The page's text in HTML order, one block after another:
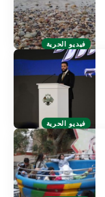
فيديو الحرية
فيديو الحرية